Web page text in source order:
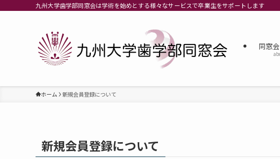
九州大学歯学部同窓会は学術を始めとする様々なサービスで卒業生をサポートします
同窓
ホーム 新規会員登録について
新規会員登録について